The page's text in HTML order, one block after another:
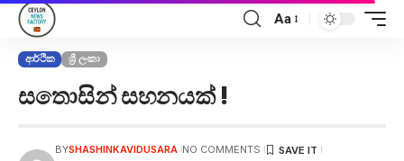
Aa
ආර්ථික ශ්‍රී ලංකා
සතොසින් සහනයක් !
BYSHASHINKAVIDUSARA NO COMMENTS